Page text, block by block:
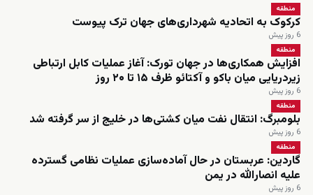
منطقه
کرکوک به اتحادیه شهرداری‌های جهان ترک پیوست
6 روز پیش
منطقه
افزایش همکاری‌ها در جهان تورک: آغاز عملیات کابل ارتباطی
زیردریایی میان باکو و آکتائو ظرف ۱۵ تا ۲۰ روز
6 روز پیش
منطقه
بلومبرگ: انتقال نفت میان کشتی‌ها در خلیج از سر گرفته شد
6 روز پیش
منطقه
گاردین: عربستان در حال آماده‌سازی عملیات نظامی گسترده
علیه انصارالله در یمن
6 روز پیش